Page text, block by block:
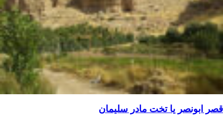
قصر ابونصر یا تخت مادر سلیمان